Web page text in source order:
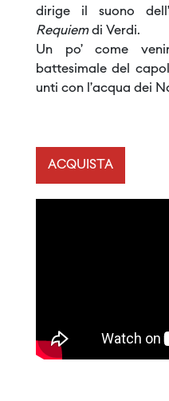
dirige il suono
Requiemdi Verdi.
Un po’ come
battesimale del
unti con l’acqua dei
ACQUISTA